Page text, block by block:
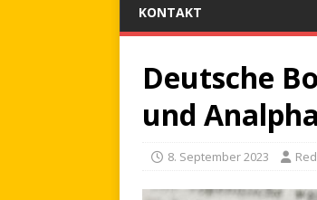
KONTAKT
Deutsche
und
8. September 2023